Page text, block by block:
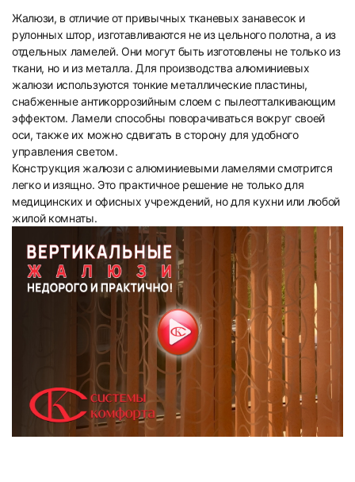
7 8
Жалюзи, в отличие от привычных тканевых занавесок и
рулонных штор, изготавливаются не из цельного полотна, а из
отдельных ламелей. Они могут быть изготовлены не только из
ткани, но и из металла. Для производства алюминиевых
жалюзи используются тонкие металлические пластины,
снабженные антикоррозийным слоем с пылеотталкивающим
эффектом. Ламели способны поворачиваться вокруг своей
оси, также их можно сдвигать в сторону для удобного
управления светом.
Конструкция жалюзи с алюминиевыми ламелями смотрится
легко и изящно. Это практичное решение не только для
медицинских и офисных учреждений, но для кухни или любой
жилой комнаты.